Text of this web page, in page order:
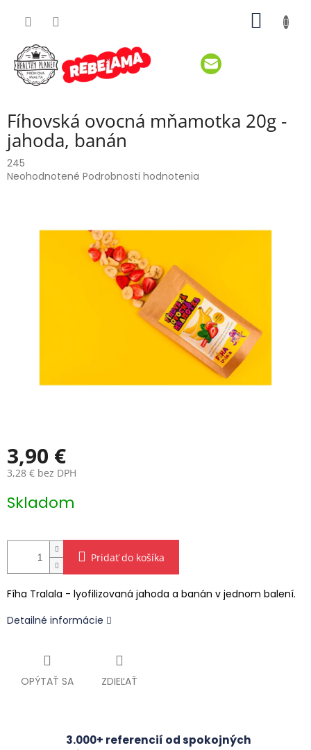
Fíhovská ovocná mňamotka 20g -
jahoda, banán
245
Priemerné
Neohodnotené Podrobnosti hodnotenia
3,90 €
3,28 € bez DPH
cena:
Skladom
Pridať do košíka
Fíha Tralala - lyofilizovaná jahoda a banán v jednom balení.
Detailné informácie
OPÝTAŤ SA ZDIEĽAŤ
3.000+ referencií od spokojných